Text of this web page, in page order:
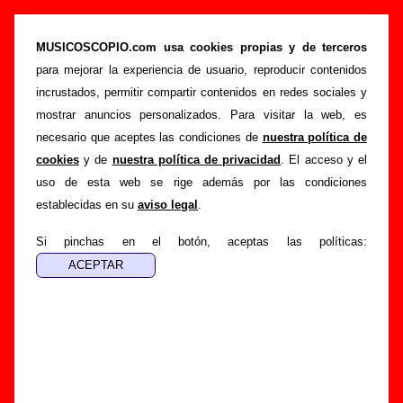
MUSICOSCOPIO.com usa cookies propias y de terceros
para mejorar la experiencia de usuario, reproducir contenidos
incrustados, permitir compartir contenidos en redes sociales y
mostrar anuncios personalizados. Para visitar la web, es
necesario que aceptes las condiciones de nuestra política de
cookies y de nuestra política de privacidad . El acceso y el
uso de esta web se rige además por las condiciones
establecidas en su aviso legal .
Si pinchas en el botón, aceptas las políticas:
Honey Langstrumpf - Añadir o corregir
información
Portada >Honey Langstrumpf >Añadir
Si tienes información adicional, puedes enviar nueva
información o corregir la existente mediante el siguiente
formulario o escribiendo un e-mail a
guialven@musicoscopio.com
.
Gracias por tu
colaboración.
Nombre